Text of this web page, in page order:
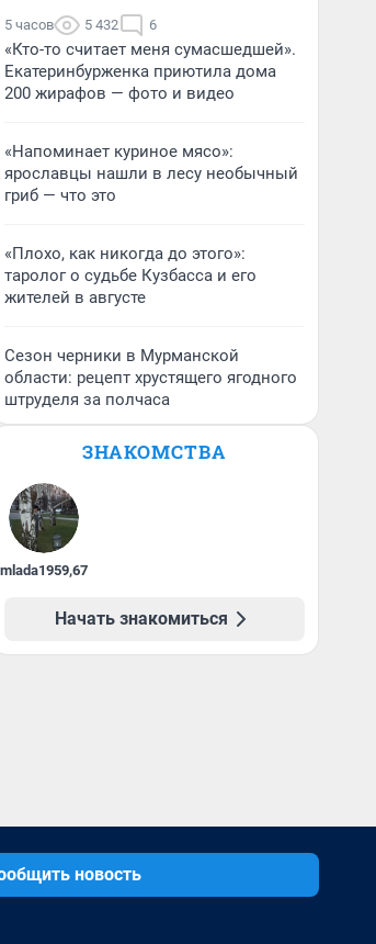
5 часов 5 432 6
«Кто-то считает меня сумасшедшей».
Екатеринбурженка приютила дома
200 жирафов — фото и видео
«Напоминает куриное мясо»:
ярославцы нашли в лесу необычный
гриб — что это
«Плохо, как никогда до этого»:
таролог о судьбе Кузбасса и его
жителей в августе
Сезон черники в Мурманской
области: рецепт хрустящего ягодного
штруделя за полчаса
ЗНАКОМСТВА
mlada1959,67
Начать знакомиться
новость